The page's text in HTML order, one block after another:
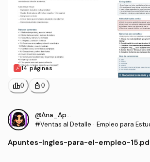
14 páginas
leaderboard0 personal_bag 0
@Ana_Apuntes
#Ventas al Detalle · Empleo para
Apuntes-Ingles-para-el-empleo-